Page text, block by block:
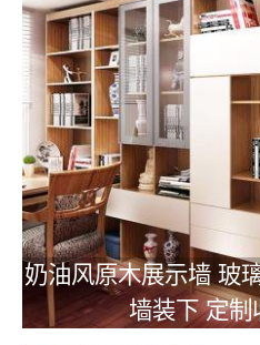
奶油风原木展示墙 玻
墙装下 定制